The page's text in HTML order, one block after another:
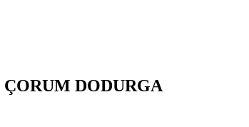
ÇORUM DODURGA